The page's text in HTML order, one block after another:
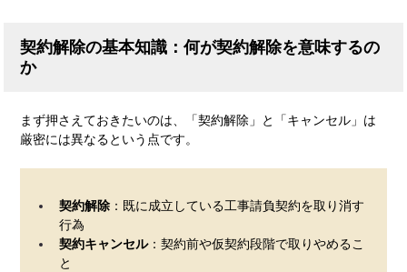
契約解除の基本知識：何が契約解除を意味するの
か
まず押さえておきたいのは、「契約解除」と「キャンセル」は
厳密には異なるという点です。
契約解除 ：既に成立している工事請負契約を取り消す
行為
契約キャンセル：契約前や仮契約段階で取りやめるこ
と